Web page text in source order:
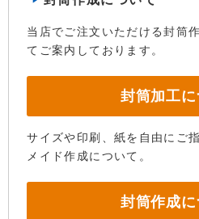
当店でご注文いただける封筒
てご案内しております。
封筒加工に
サイズや印刷、紙を自由にご
メイド作成について。
封筒作成に